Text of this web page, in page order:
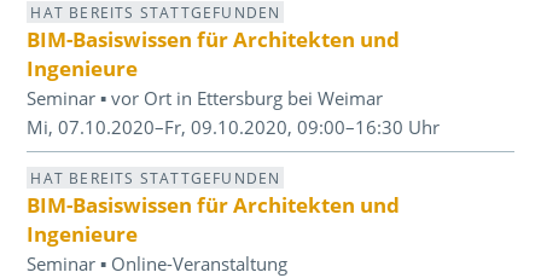
HAT BEREITS STATTGEFUNDEN
BIM-Basiswissen für Architekten und
Ingenieure
Seminar ▪ vor Ort in Ettersburg bei Weimar
Mi, 07.10.2020–Fr, 09.10.2020, 09:00–16:30 Uhr
HAT BEREITS STATTGEFUNDEN
BIM-Basiswissen für Architekten und
Ingenieure
Seminar ▪ Online-Veranstaltung